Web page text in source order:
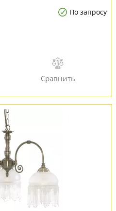
По запросу